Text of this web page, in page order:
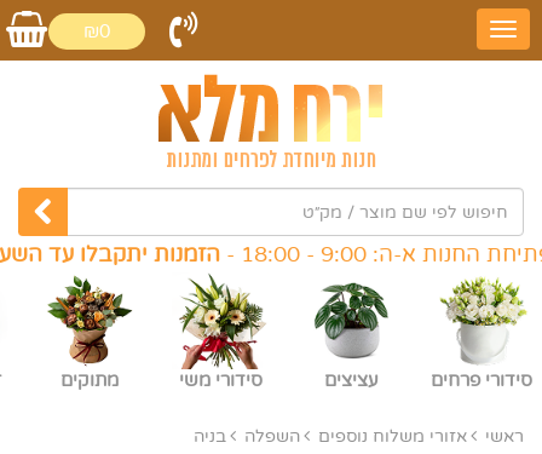
₪0
א-ה: 9:00 - 18:00 - הזמנות יתקבלו עד השעה
סידורי פרחים עציצים סידורי משי מתוקים
ראשי אזורי משלוח נוספים השפלה בניה